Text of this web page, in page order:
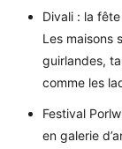
Divali : la
Les maisons
guirlandes,
comme les
Festival
en galerie